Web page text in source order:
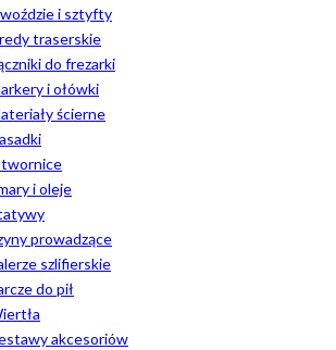
i sztyfty
traserskie
do frezarki
i ołówki
ścierne
i oleje
prowadzące
szlifierskie
do pił
akcesoriów